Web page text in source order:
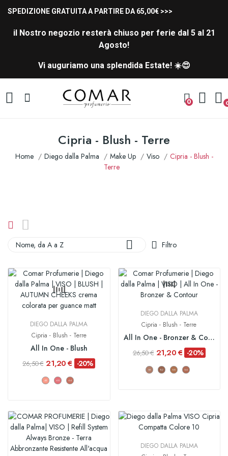
SPEDIZIONE GRATUITA A PARTIRE DA 65,00€ >>>
il Nostro negozio resterà chiuso per ferie dal 5 al 21
Agosto!
Vi auguriamo una splendida Estate! ☀️😍
0
Cipria - Blush - Terre
Home Diego dalla Palma Make Up Viso
Cipria - Blush -
Terre
Nome, da A a Z  Filtro
DIEGO DALLA PALMA
Cipria - Blush - Terre
All In One - Blush
26,50 € 21,20 € -20%
DIEGO DALLA PALMA
Cipria - Blush - Terre
All In One - Bronzer & Contour
26,50 € 21,20 € -20%
DIEGO DALLA PALMA